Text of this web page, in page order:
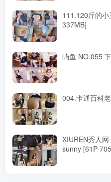
111.120斤的
337MB]
屿鱼 NO.055
004.卡通百科
XIUREN秀人
sunny [61P